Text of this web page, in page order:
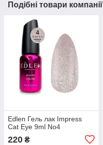
Подібні товари компанії
Edlen Гель лак Impress
Cat Eye 9ml No4
220 ₴